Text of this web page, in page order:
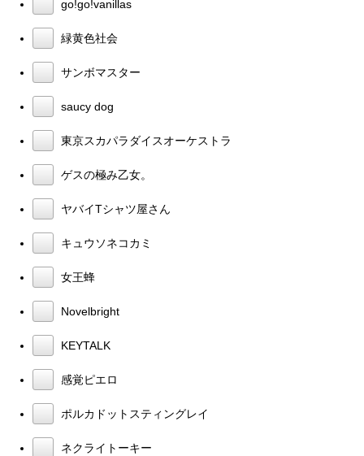
go!go!vanillas
緑黄色社会
サンボマスター
saucy dog
東京スカパラダイスオーケストラ
ゲスの極み乙女。
ヤバイTシャツ屋さん
キュウソネコカミ
女王蜂
Novelbright
KEYTALK
感覚ピエロ
ポルカドットスティングレイ
ネクライトーキー